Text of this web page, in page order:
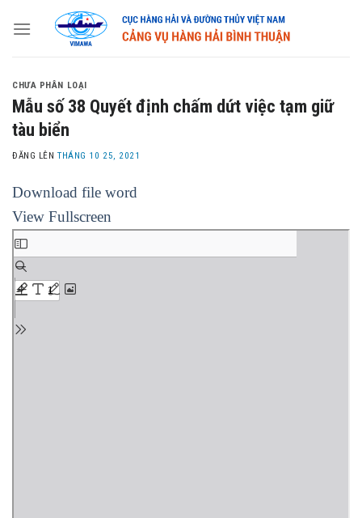
CHƯA PHÂN LOẠI
Mẫu số 38 Quyết định chấm dứt việc tạm giữ
tàu biển
ĐĂNG LÊNTHÁNG 10 25, 2021
Download file word
View Fullscreen